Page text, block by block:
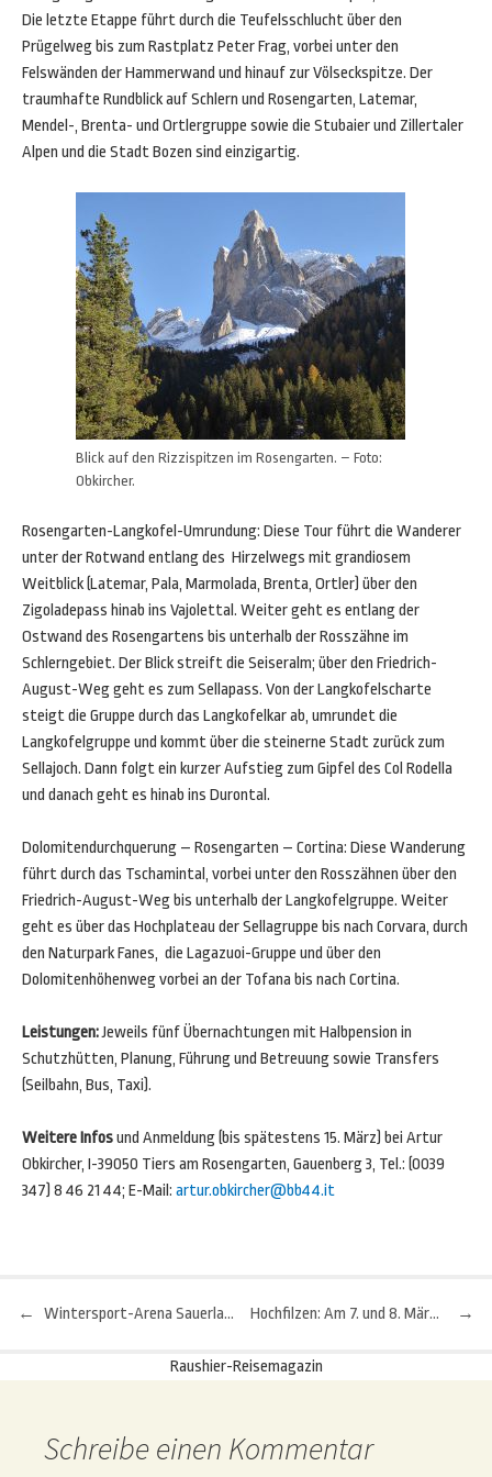
Die letzte Etappe führt durch die Teufelsschlucht über den
Prügelweg bis zum Rastplatz Peter Frag, vorbei unter den
Felswänden der Hammerwand und hinauf zur Völseckspitze. Der
traumhafte Rundblick auf Schlern und Rosengarten, Latemar,
Mendel-, Brenta- und Ortlergruppe sowie die Stubaier und Zillertaler
Alpen und die Stadt Bozen sind einzigartig.
Blick auf den Rizzispitzen im Rosengarten. – Foto:
Obkircher.
Rosengarten-Langkofel-Umrundung: Diese Tour führt die Wanderer
unter der Rotwand entlang des Hirzelwegs mit grandiosem
Weitblick (Latemar, Pala, Marmolada, Brenta, Ortler) über den
Zigoladepass hinab ins Vajolettal. Weiter geht es entlang der
Ostwand des Rosengartens bis unterhalb der Rosszähne im
Schlerngebiet. Der Blick streift die Seiseralm; über den Friedrich-
August-Weg geht es zum Sellapass. Von der Langkofelscharte
steigt die Gruppe durch das Langkofelkar ab, umrundet die
Langkofelgruppe und kommt über die steinerne Stadt zurück zum
Sellajoch. Dann folgt ein kurzer Aufstieg zum Gipfel des Col Rodella
und danach geht es hinab ins Durontal.
Dolomitendurchquerung – Rosengarten – Cortina: Diese Wanderung
führt durch das Tschamintal, vorbei unter den Rosszähnen über den
Friedrich-August-Weg bis unterhalb der Langkofelgruppe. Weiter
geht es über das Hochplateau der Sellagruppe bis nach Corvara, durch
den Naturpark Fanes, die Lagazuoi-Gruppe und über den
Dolomitenhöhenweg vorbei an der Tofana bis nach Cortina.
Leistungen:Jeweils fünf Übernachtungen mit Halbpension in
Schutzhütten, Planung, Führung und Betreuung sowie Transfers
(Seilbahn, Bus, Taxi).
Weitere Infosund Anmeldung (bis spätestens 15. März) bei Artur
Obkircher, I-39050 Tiers am Rosengarten, Gauenberg 3, Tel.: (0039
347) 8 46 21 44; E-Mail: artur.obkircher@bb44.it
Beitragsnavigation
← Wintersport-Arena Sauerland: Sechser-Sessellift, Skitunnel und verbessertes Schneemanagement →
Hochfilzen: Am 7. und 8. März Volksbiathlon und Teambattle
Raushier-Reisemagazin
Schreibe einen Kommentar